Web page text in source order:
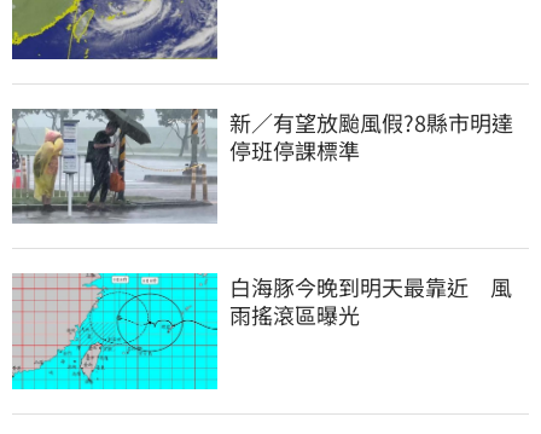
新／有望放颱風假?8縣市明達
停班停課標準
白海豚今晚到明天最靠近　風
雨搖滾區曝光